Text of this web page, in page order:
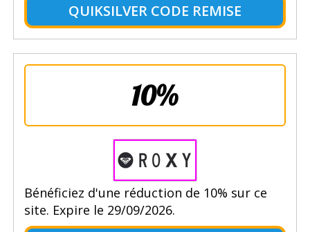
QUIKSILVER CODE REMISE
10%
Bénéficiez d'une réduction de 10% sur ce
site. Expire le 29/09/2026.